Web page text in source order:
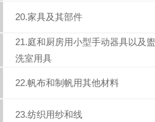
20.家具及其部件
21.庭和厨房用小型手动器具以及盥
洗室用具
22.帆布和制帆用其他材料
23.纺织用纱和线